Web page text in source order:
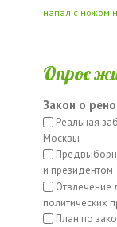
напал с ножом
Опрос
Закон о
Реальная
Москвы
и президентом
Отвлечение
политических
План по